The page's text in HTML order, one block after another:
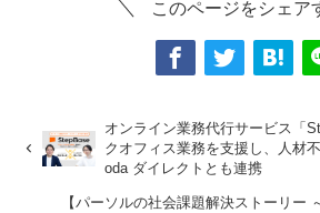
このページをシェア
オンライン業務代行サービス「
クオフィス業務を支援し、人材
oda ダイレクトとも連携
【パーソルの社会課題解決ストーリー